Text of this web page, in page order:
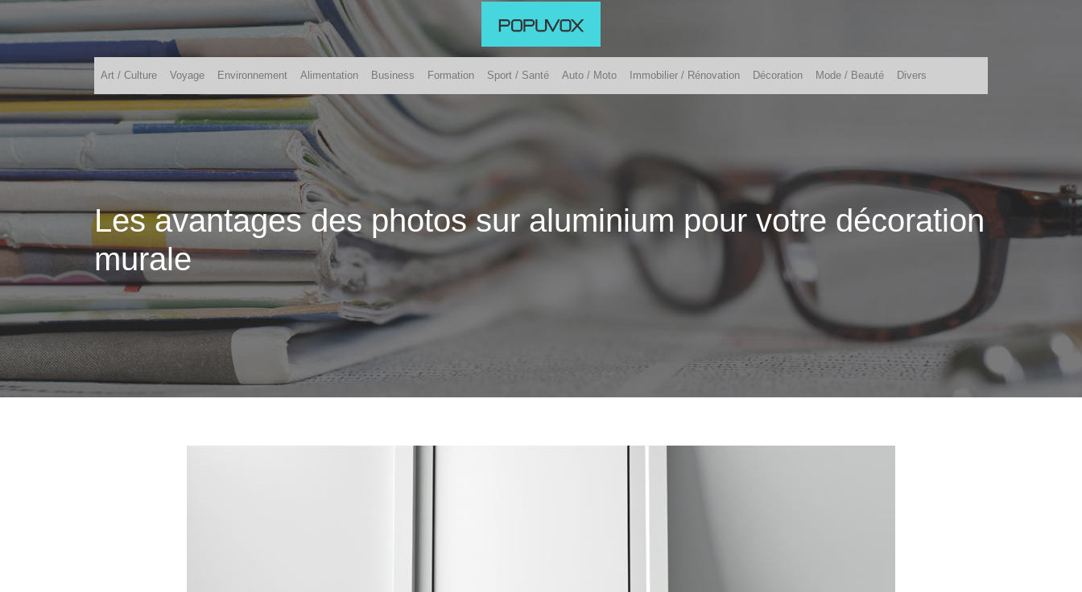
Art / Culture Voyage Environnement Alimentation Business Formation Sport / Santé Auto / Moto Immobilier / Rénovation Décoration Mode / Beauté Divers
Les avantages des photos sur aluminium pour votre décoration
murale